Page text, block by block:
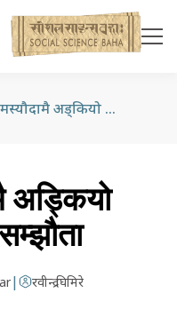
दशकदेखि मस्यौदामै अड्कियो ओमानसँगको श्रम सम्झौता
अड्कियो
| रवीन्द्र घिमिरे